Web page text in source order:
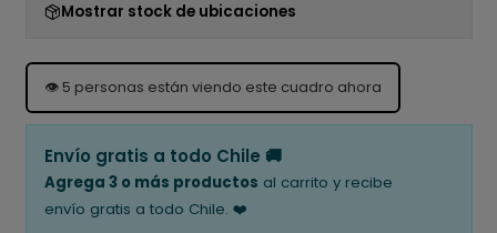
Mostrar stock de ubicaciones
👁️ 5 personas están viendo este cuadro ahora
Envío gratis a todo Chile 🚚
Agrega 3 o más productos al carrito y recibe
envío gratis a todo Chile. ❤️